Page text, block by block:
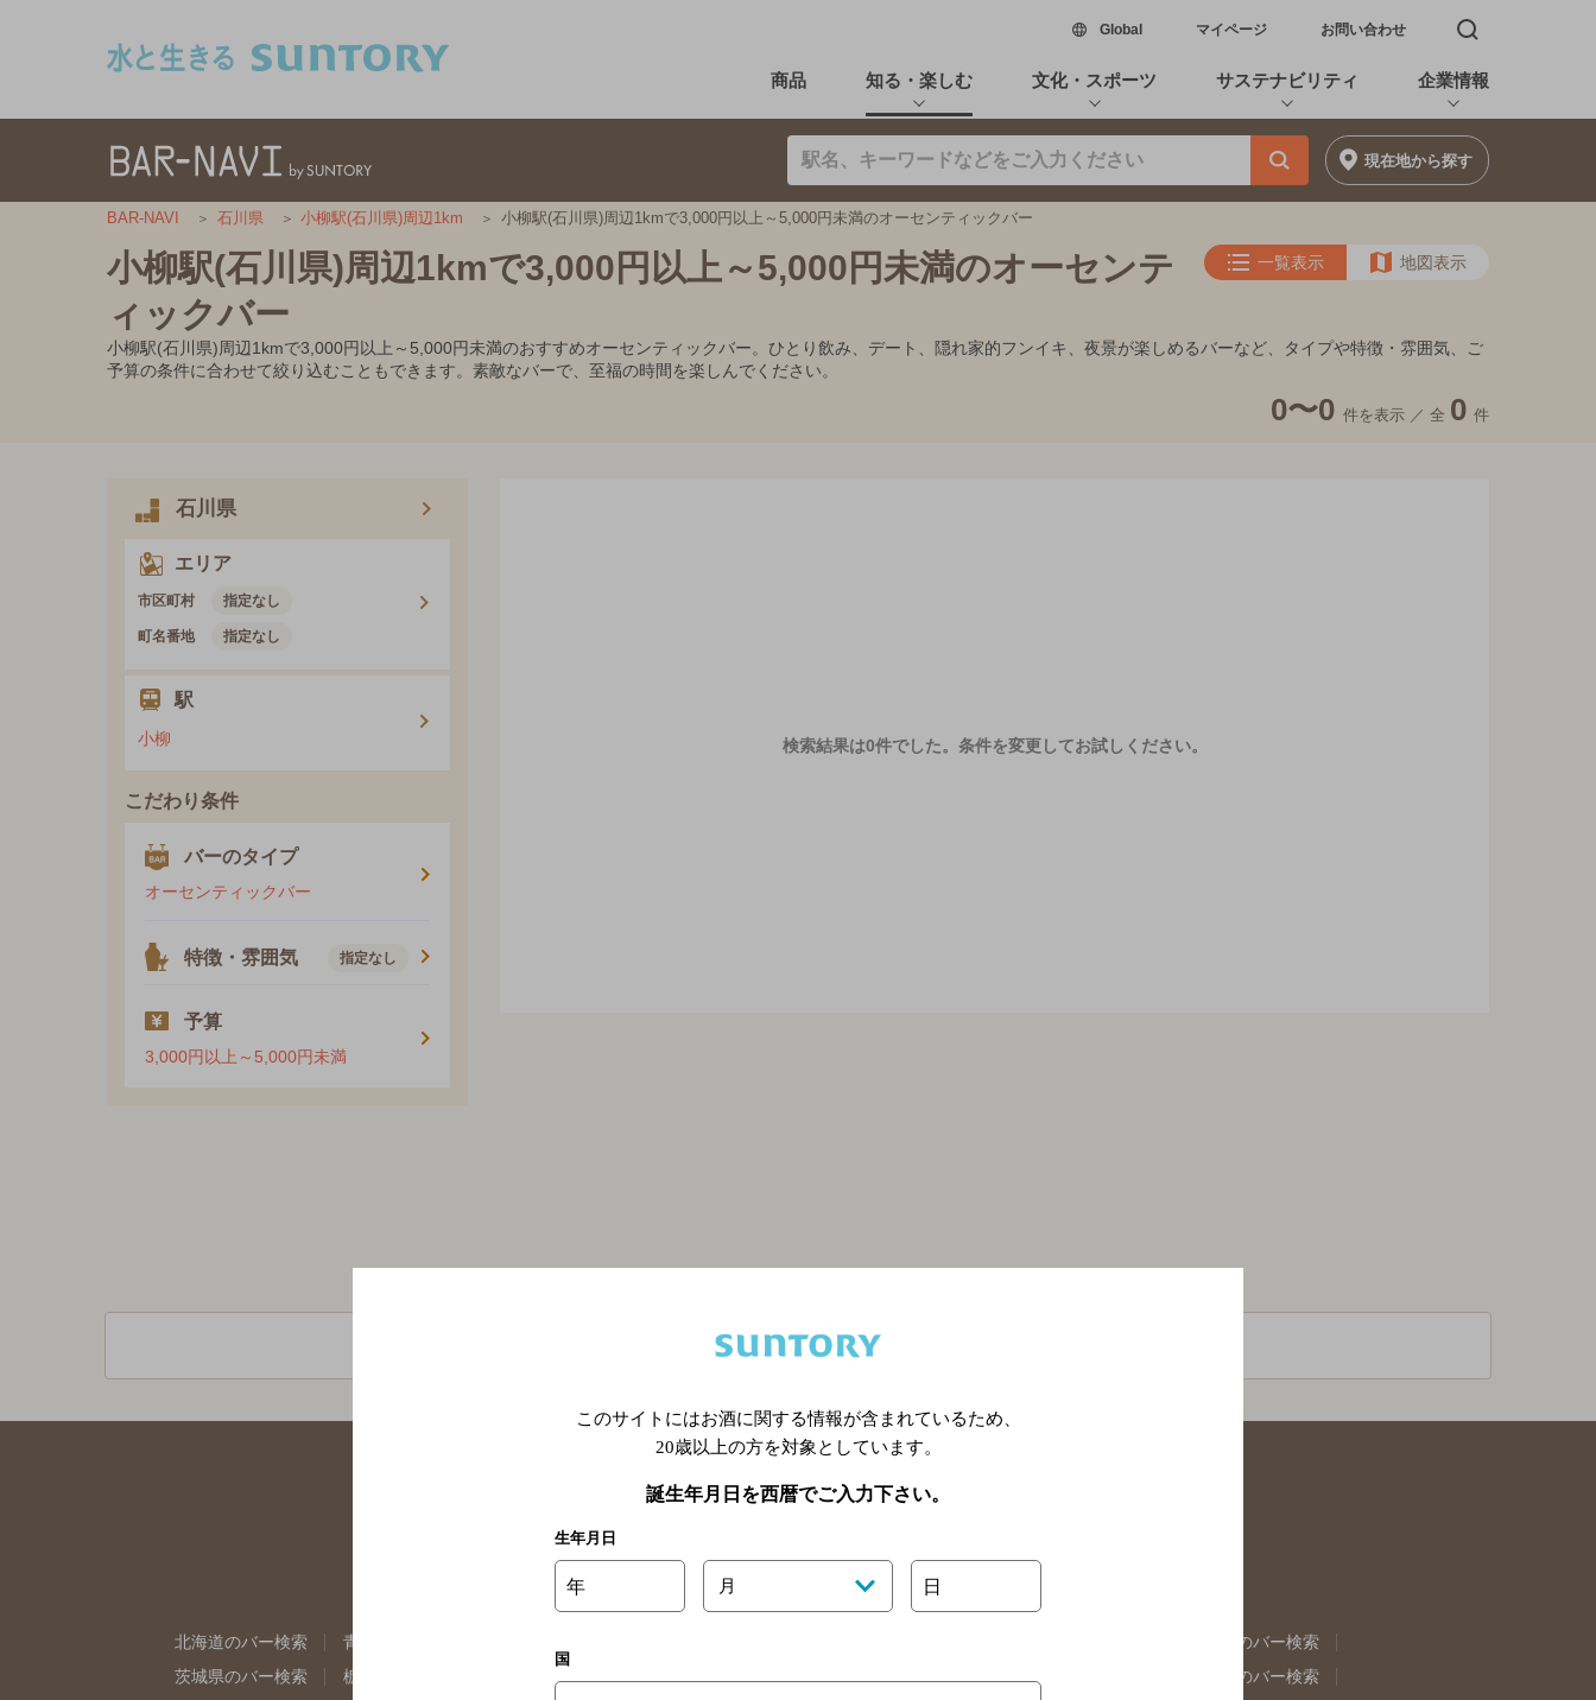
Global新しいウィンドウで開く
マイページ お問い合わせ 検索窓を開く
商品 知る・楽しむ 文化・スポーツ サステナビリティ 企業情報
現在地から探す
BAR-NAVI 石川県 小柳駅(石川県)周辺1km 小柳駅(石川県)周辺1kmで3,000円以上～5,000円未満のオーセンティックバー
小柳駅(石川県)周辺1kmで3,000円以上～5,000円未満のオーセンテ
ィックバー
一覧表示 地図表示
小柳駅(石川県)周辺1kmで3,000円以上～5,000円未満のおすすめオーセンティックバー。ひとり飲み、デート、隠れ家的フンイキ、夜景が楽しめるバーなど、タイプや特徴・雰囲気、ご
予算の条件に合わせて絞り込むこともできます。素敵なバーで、至福の時間を楽しんでください。
0〜0 件を表示 ／ 全 0 件
石川県
エリア
市区町村 指定なし
町名番地 指定なし
駅
小柳
こだわり条件
バーのタイプ
オーセンティックバー
特徴・雰囲気 指定なし
予算
3,000円以上～5,000円未満
検索結果は0件でした。 条件を変更してお試しください。
関連ページ
北海道のバー検索 青森県のバー検索
福島県のバー検索
茨城県のバー検索
栃木県のバー検索
東京都のバー検索
このサイトにはお酒に関する情報が含まれているため、
20歳以上の方を対象としています。
誕生年月日を西暦でご入力下さい。
生年月日
年 月 日
国